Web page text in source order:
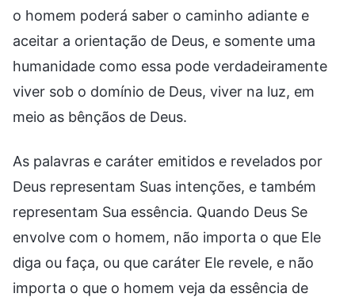
o homem poderá saber o caminho adiante e
aceitar a orientação de Deus, e somente uma
humanidade como essa pode verdadeiramente
viver sob o domínio de Deus, viver na luz, em
meio as bênçãos de Deus.
As palavras e caráter emitidos e revelados por
Deus representam Suas intenções, e também
representam Sua essência. Quando Deus Se
envolve com o homem, não importa o que Ele
diga ou faça, ou que caráter Ele revele, e não
importa o que o homem veja da essência de